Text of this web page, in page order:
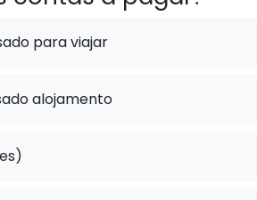
para viajar
alojamento